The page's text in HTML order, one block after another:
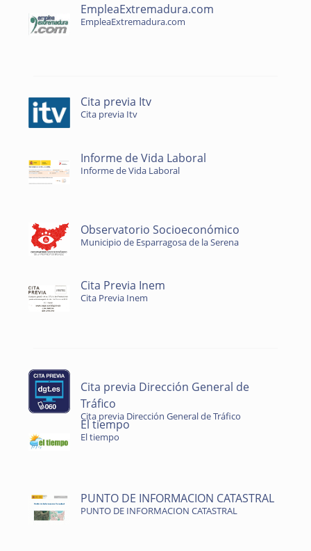
EmpleaExtremadura.com
EmpleaExtremadura.com
Cita previa Itv
Cita previa Itv
Informe de Vida Laboral
Informe de Vida Laboral
Observatorio Socioeconómico
Municipio de Esparragosa de la Serena
Cita Previa Inem
Cita Previa Inem
Cita previa Dirección General de
Tráfico
Cita previa Dirección General de Tráfico
El tiempo
El tiempo
PUNTO DE INFORMACION CATASTRAL
PUNTO DE INFORMACION CATASTRAL